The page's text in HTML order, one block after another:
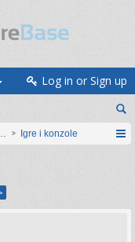
Log in or Sign up
Igre i konzole